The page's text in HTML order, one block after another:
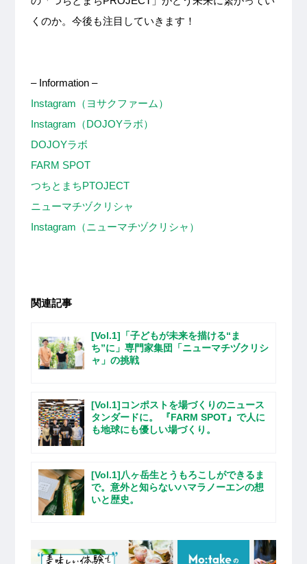
くのか。今後も注目していきます！
– Information –
Instagram（ヨサクファーム）
Instagram（DOJOYラボ）
DOJOYラボ
FARM SPOT
つちとまちPTOJECT
ニューマチヅクリシャ
Instagram（ニューマチヅクリシャ）
関連記事
[Vol.1]「子どもが未来を描ける“ま
ち”に」専門家集団「ニューマチヅクリシ
ャ」の挑戦
[Vol.1]コンポストを場づくりのニュース
タンダードに。 『FARM SPOT』で​​人に
も地球にも優しい場づくり。
[Vol.1]八ヶ岳生とうもろこしができるま
で。意外と知らないハマラノーエンの想
いと歴史。